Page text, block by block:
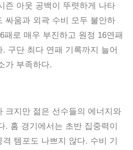
즌 아웃 공백이 뚜렷하게 나타
싸움과 외곽 수비 모두 불안하
패로 매우 부진하고 원정 16연패
구단 최다 연패 기록까지 늘어
가 부족하다.
크지만 젊은 선수들의 에너지와
. 홈 경기에서는 초반 집중력이
템포도 나쁘지 않다. 수비 기